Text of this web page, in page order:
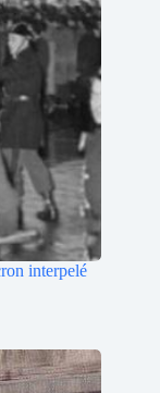
interpelé